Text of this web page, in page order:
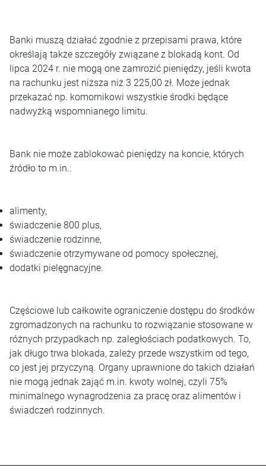
Banki muszą działać zgodnie z przepisami prawa, które
określają także szczegóły związane z blokadą kont. Od
lipca 2024 r. nie mogą one zamrozić pieniędzy, jeśli kwota
na rachunku jest niższa niż 3 225,00 zł. Może jednak
przekazać np. komornikowi wszystkie środki będące
nadwyżką wspomnianego limitu.
Bank nie może zablokować pieniędzy na koncie, których
źródło to m.in.:
alimenty,
świadczenie 800 plus,
świadczenie rodzinne,
świadczenie otrzymywane od pomocy społecznej,
dodatki pielęgnacyjne.
Częściowe lub całkowite ograniczenie dostępu do środków
zgromadzonych na rachunku to rozwiązanie stosowane w
różnych przypadkach np. zaległościach podatkowych. To,
jak długo trwa blokada, zależy przede wszystkim od tego,
co jest jej przyczyną. Organy uprawnione do takich działań
nie mogą jednak zająć m.in. kwoty wolnej, czyli 75%
minimalnego wynagrodzenia za pracę oraz alimentów i
świadczeń rodzinnych.